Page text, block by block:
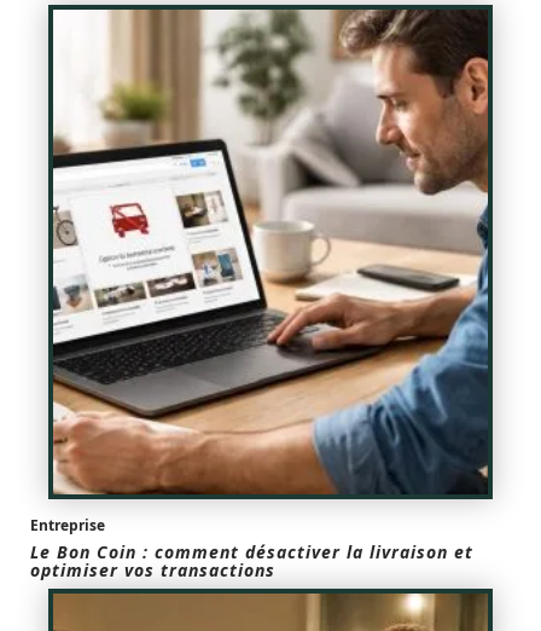
Entreprise
Le Bon Coin : comment désactiver la livraison et
optimiser vos transactions